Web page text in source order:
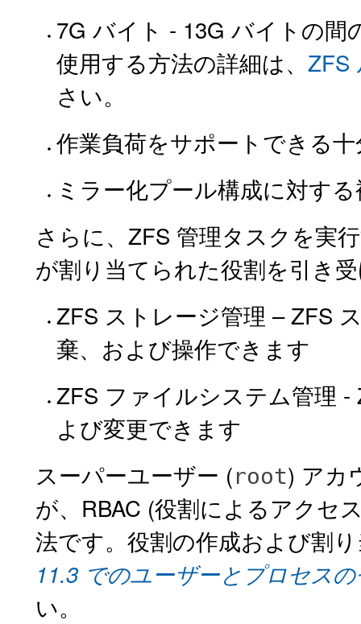
7G バイト - 13G バイトの
使用する方法の詳細は、 ZFS
さい。
作業負荷をサポートできる
ミラー化プール構成に対す
さらに、ZFS 管理タスクを実
が割り当てられた役割を引き
ZFS ストレージ管理 – ZFS
棄、および操作できます
ZFS ファイルシステム管理
よび変更できます
スーパーユーザー (root) アカ
が、RBAC (役割によるアクセ
法です。役割の作成および割
11.3 でのユーザーとプロセス
い。